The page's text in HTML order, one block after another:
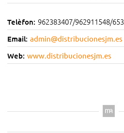
Telèfon: 962383407/962911548/
Email: admin@distribucionesjm.es
Web: www.distribucionesjm.es